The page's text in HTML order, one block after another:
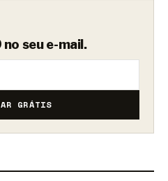
seu e-mail.
GRÁTIS